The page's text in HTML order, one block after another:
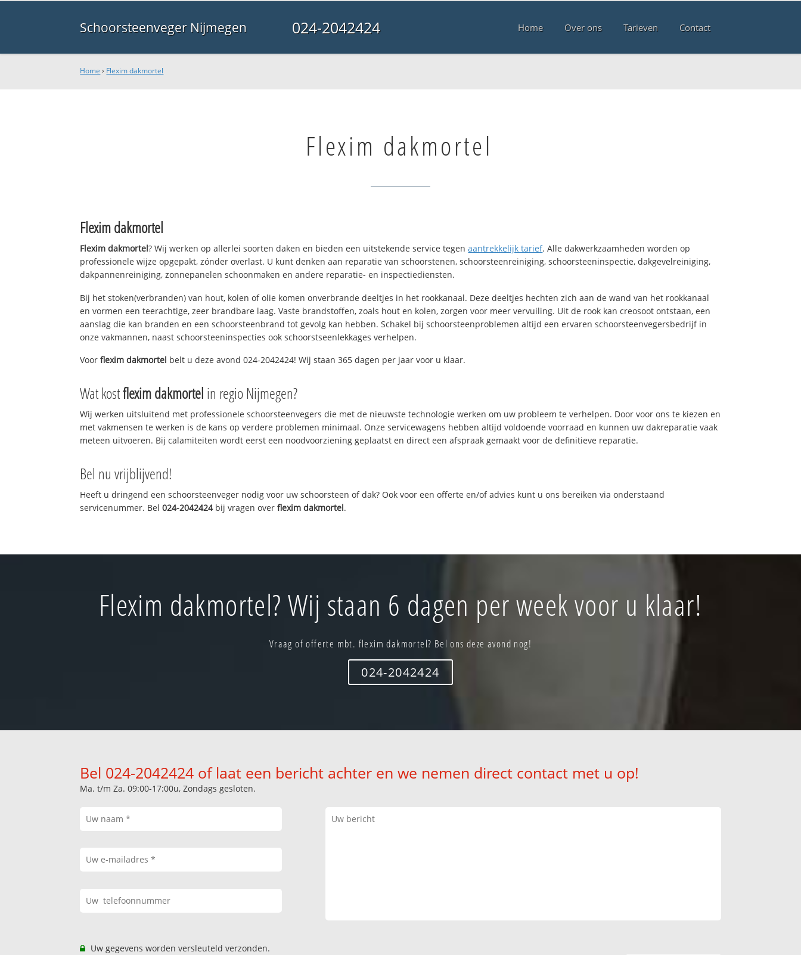
Schoorsteenveger Nijmegen 024-2042424 Home Over ons Tarieven Contact
Home › Flexim dakmortel
Flexim dakmortel
Flexim dakmortel
Flexim dakmortel? Wij werken op allerlei soorten daken en bieden een uitstekende service tegenaantrekkelijk tarief. Alle dakwerkzaamheden worden op
professionele wijze opgepakt, zónder overlast. U kunt denken aan reparatie van schoorstenen, schoorsteenreiniging, schoorsteeninspectie, dakgevelreiniging,
dakpannenreiniging, zonnepanelen schoonmaken en andere reparatie- en inspectiediensten.
Bij het stoken(verbranden) van hout, kolen of olie komen onverbrande deeltjes in het rookkanaal. Deze deeltjes hechten zich aan de wand van het rookkanaal
en vormen een teerachtige, zeer brandbare laag. Vaste brandstoffen, zoals hout en kolen, zorgen voor meer vervuiling. Uit de rook kan creosoot ontstaan, een
aanslag die kan branden en een schoorsteenbrand tot gevolg kan hebben. Schakel bij schoorsteenproblemen altijd een ervaren schoorsteenvegersbedrijf in
onze vakmannen, naast schoorsteeninspecties ook schoorstseenlekkages verhelpen.
Voorflexim dakmortel belt u deze avond 024-2042424! Wij staan 365 dagen per jaar voor u klaar.
Wat kostflexim dakmortel in regio Nijmegen?
Wij werken uitsluitend met professionele schoorsteenvegers die met de nieuwste technologie werken om uw probleem te verhelpen. Door voor ons te kiezen en
met vakmensen te werken is de kans op verdere problemen minimaal. Onze servicewagens hebben altijd voldoende voorraad en kunnen uw dakreparatie vaak
meteen uitvoeren. Bij calamiteiten wordt eerst een noodvoorziening geplaatst en direct een afspraak gemaakt voor de definitieve reparatie.
Bel nu vrijblijvend!
Heeft u dringend een schoorsteenveger nodig voor uw schoorsteen of dak? Ook voor een offerte en/of advies kunt u ons bereiken via onderstaand
servicenummer. Bel024-2042424bij vragen overflexim dakmortel.
Flexim dakmortel? Wij staan 6 dagen per week voor u klaar!
Vraag of offerte mbt. flexim dakmortel? Bel ons deze avond nog!
024-2042424
Bel 024-2042424 of laat een bericht achter en we nemen direct contact met u op!
Ma. t/m Za. 09:00-17:00u, Zondags gesloten.
Uw gegevens worden versleuteld verzonden.